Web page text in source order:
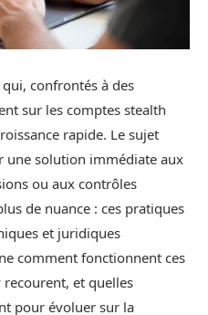
confrontés à des
sur les comptes stealth
rapide. Le sujet
une solution immédiate aux
ou aux contrôles
de nuance : ces pratiques
et juridiques
comment fonctionnent ces
et quelles
pour évoluer sur la